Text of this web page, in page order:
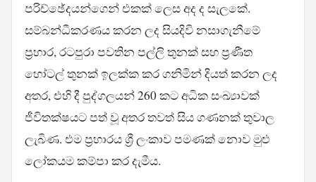
පරිච්ඡේදයන්ගෙන් එකක් ලෙස අද ද සැලකේ.
සම්බන්ධීකරණය කරන ලද සියදිවි නසාගැනීමේ
ප්‍රහාර, රටපුරා පවතින පල්ලි තුනක් සහ ප්‍රණීත
හෝටල් තුනක් ඉලක්ක කර ගනිමින් දියත් කරන ලද
අතර, එහි දී පුද්ගලයන් 260 කට අධික සංඛ්‍යාවක්
ජීවිතක්ෂයට පත් වූ අතර තවත් සිය ගණනක් තුවාල
ලැබිණ. එම ප්‍රහාරය ශ්‍රී ලංකාව පමණක් නොව මුළු
ලෝකයම කම්පා කර දැමීය.